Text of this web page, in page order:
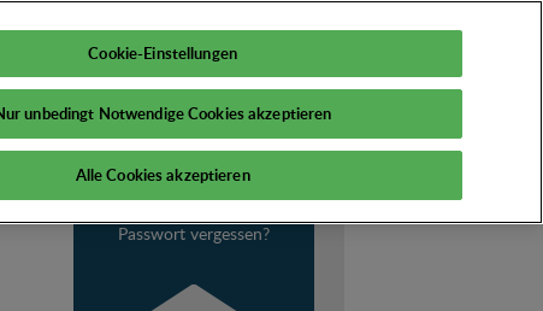
DE
Passwort vergessen?
Mein PSI
Cookie-Einstellungen
unbedingt Notwendige Cookies akzeptieren
Alle Cookies akzeptieren